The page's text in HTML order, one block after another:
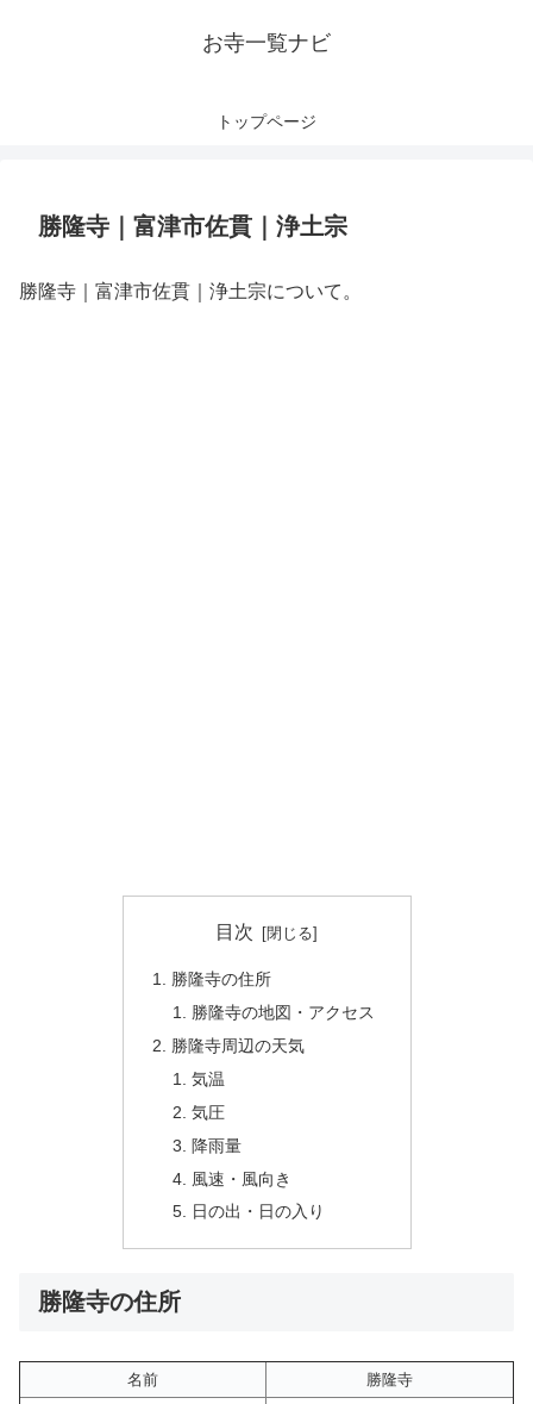
お寺一覧ナビ
トップページ
勝隆寺｜富津市佐貫｜浄土宗
勝隆寺｜富津市佐貫｜浄土宗について。
目次
勝隆寺の住所
勝隆寺の地図・アクセス
勝隆寺周辺の天気
気温
気圧
降雨量
風速・風向き
日の出・日の入り
勝隆寺の住所
名前
勝隆寺